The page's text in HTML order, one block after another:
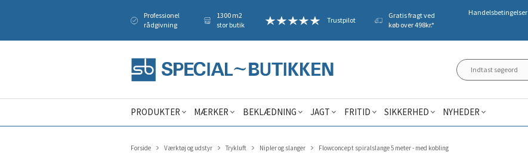
Professionel
rådgivning
1300 m2
stor butik
Trustpilot
Gratis fragt ved
køb over 498kr.*
Handelsbetingelser
PRODUKTER MÆRKER BEKLÆDNING JAGT FRITID SIKKERHED NYHEDER
Forside Værktøj og udstyr Trykluft Nipler og slanger Flowconcept spiralslange 5 meter - med kobling